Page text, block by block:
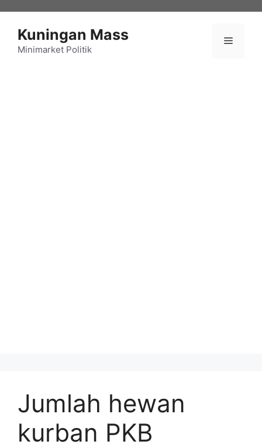
Kuningan Mass
Minimarket Politik
Menu
Jumlah hewan
kurban PKB